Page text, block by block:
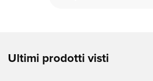
Ultimi prodotti visti